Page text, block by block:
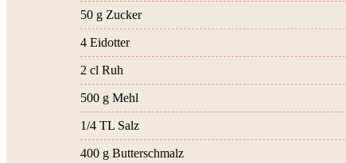
50 g Zucker
4 Eidotter
2 cl Ruh
500 g Mehl
1/4 TL Salz
400 g Butterschmalz